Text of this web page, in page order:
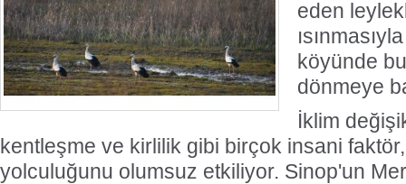
eden
köyünde
dönmeye
İklim
kentleşme ve kirlilik gibi birçok insani
yolculuğunu olumsuz etkiliyor. Sinop'un